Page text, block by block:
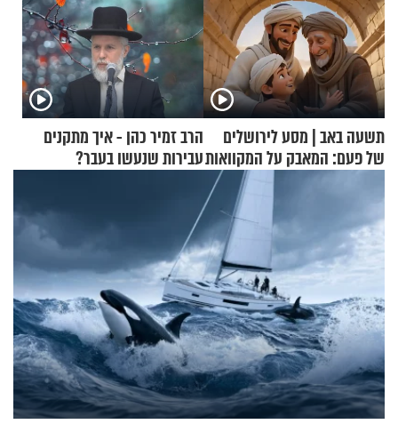
תשעה באב | מסע לירושלים
של פעם: המאבק על המקוואות
הרב זמיר כהן - איך מתקנים
עבירות שנעשו בעבר?